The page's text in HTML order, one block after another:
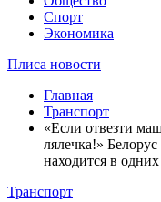
Спорт
Экономика
Плиса новости
Главная
Транспорт
«Если отвезти
лялечка!»
находится в
Транспорт